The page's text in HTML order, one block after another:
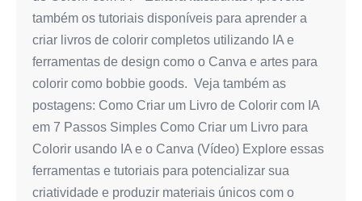
também os tutoriais disponíveis para aprender a
criar livros de colorir completos utilizando IA e
ferramentas de design como o Canva e artes para
colorir como bobbie goods. Veja também as
postagens: Como Criar um Livro de Colorir com IA
em 7 Passos Simples Como Criar um Livro para
Colorir usando IA e o Canva (Vídeo) Explore essas
ferramentas e tutoriais para potencializar sua
criatividade e produzir materiais únicos com o